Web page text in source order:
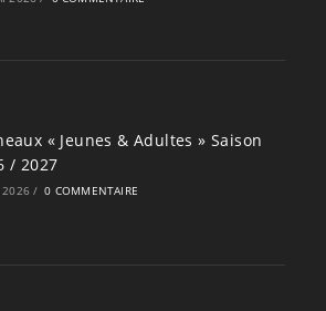
« Jeunes & Adultes » Saison
/ 2027
/ 0 COMMENTAIRE